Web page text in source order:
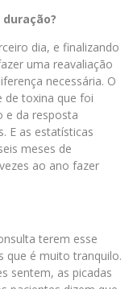
dia, e finalizando
uma reavaliação
necessária. O
de toxina que foi
e da resposta
E as estatísticas
meses de
ao ano fazer
terem esse
que é muito tranquilo.
sentem, as picadas